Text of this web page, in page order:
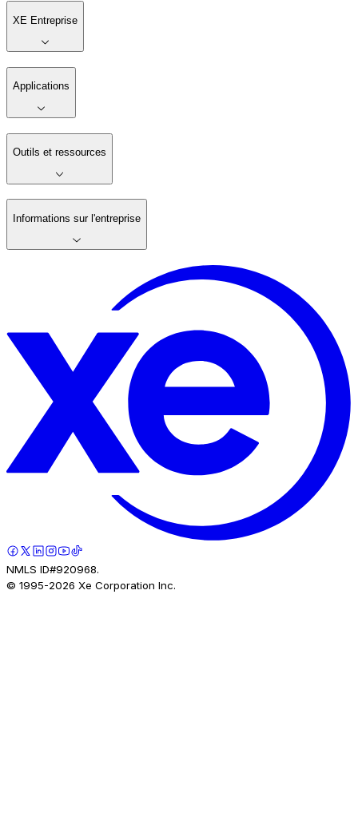
XE Entreprise
Applications
Outils et ressources
Informations sur l'entreprise
NMLS ID#920968.
© 1995-2026 Xe Corporation Inc.